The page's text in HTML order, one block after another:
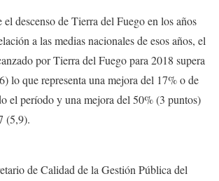
el descenso de Tierra del Fuego en los años
a las medias nacionales de esos años, el
por Tierra del Fuego para 2018 supera
lo que representa una mejora del 17% o de
el período y una mejora del 50% (3 puntos)
(5,9).
de Calidad de la Gestión Pública del